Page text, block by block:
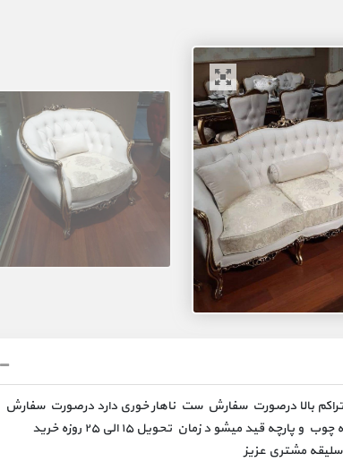
تراکم بالا درصورت سفارش ست ناهار خوری دارد درصورت سفارش
ست جلومبلی عسلی دارد ضمانت کتبی ۳۶ماهه ، همه چوب و پارچه قید میشو د زمان تحویل ۱۵ الی ۲۵ روزه خرید
مشتری عزیز